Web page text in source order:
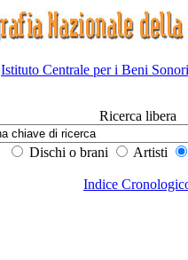
Istituto Centrale per i Beni
Ricerca libera
Dischi o brani Artisti
Indice